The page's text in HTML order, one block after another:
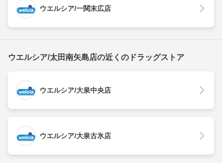
ウエルシア/一関末広店
ウエルシア/太田南矢島店の近くのドラッグストア
ウエルシア/大泉中央店
ウエルシア/大泉古氷店